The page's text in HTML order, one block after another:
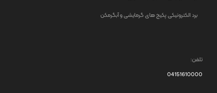
برد الکترونیکی پکیج های گرمایشی و آبگرمکن
تلفن:
04151610000